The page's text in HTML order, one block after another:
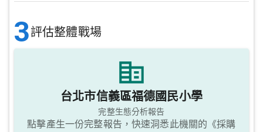
3評估整體戰場
台北市信義區福德國民小學
完整生態分析報告
點擊產生一份完整報告，快速洞悉此機關的《採購